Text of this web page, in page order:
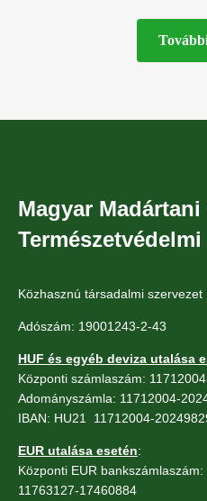
Magyar Madártani
Közhasznú társadalmi szervezet
Adószám: 19001243-2-43
HUF és egyéb deviza utalása
Központi számlaszám:
Adományszámla: 11712004-
IBAN: HU21 11712004-
EUR utalása esetén:
Központi EUR bankszámlaszám:
11763127-17460884